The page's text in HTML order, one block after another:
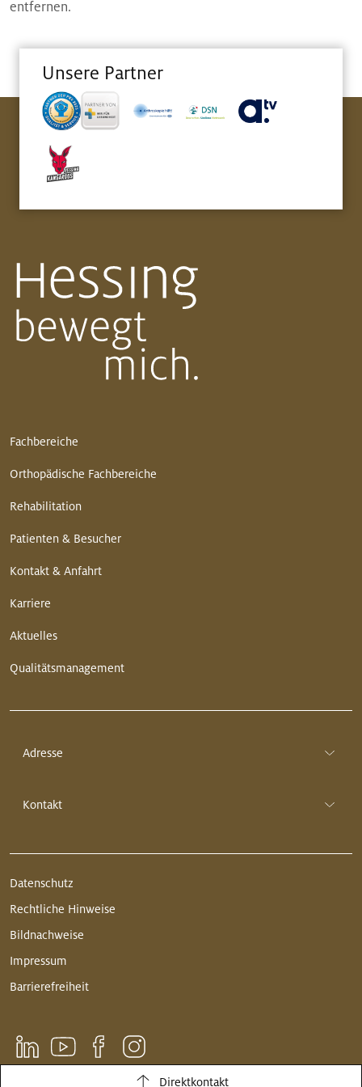
entfernen.
Unsere Partner
Fachbereiche
Orthopädische Fachbereiche
Rehabilitation
Patienten & Besucher
Kontakt & Anfahrt
Karriere
Aktuelles
Qualitätsmanagement
Adresse
Kontakt
Datenschutz
Rechtliche Hinweise
Bildnachweise
Impressum
Barrierefreiheit
Direktkontakt